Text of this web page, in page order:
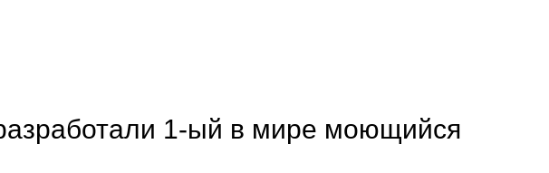
1-ый в мире моющийся